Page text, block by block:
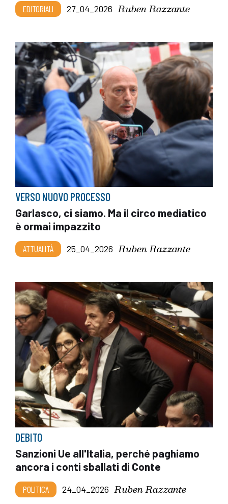
EDITORIALI 27_04_2026 Ruben Razzante
VERSO NUOVO PROCESSO
Garlasco, ci siamo. Ma il circo mediatico
è ormai impazzito
ATTUALITÀ 25_04_2026 Ruben Razzante
DEBITO
Sanzioni Ue all'Italia, perché paghiamo
ancora i conti sballati di Conte
POLITICA 24_04_2026 Ruben Razzante